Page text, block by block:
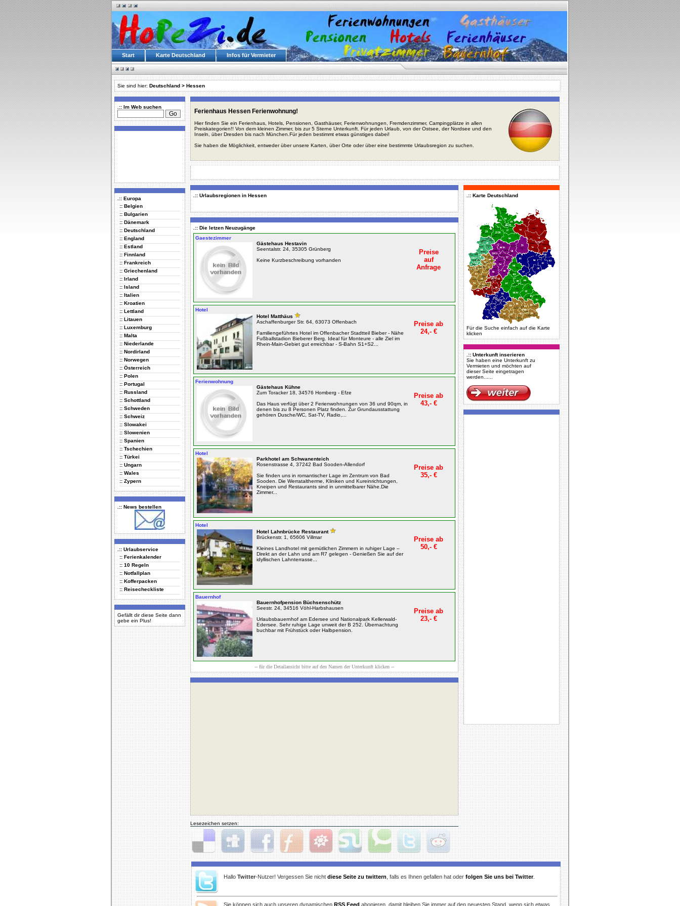
Start Karte Deutschland Infos für Vermieter
Sie sind hier: Deutschland > Hessen
.:: Im Web suchen
.:: Europa
:: Belgien
:: Bulgarien
:: Dänemark
:: Deutschland
:: England
:: Estland
:: Finnland
:: Frankreich
:: Griechenland
:: Irland
:: Island
:: Italien
:: Kroatien
:: Lettland
:: Litauen
:: Luxemburg
:: Malta
:: Niederlande
:: Nordirland
:: Norwegen
:: Österreich
:: Polen
:: Portugal
:: Russland
:: Schottland
:: Schweden
:: Schweiz
:: Slowakei
:: Slowenien
:: Spanien
:: Tschechien
:: Türkei
:: Ungarn
:: Wales
:: Zypern
.:: News bestellen
.:: Urlaubservice
:: Ferienkalender
:: 10 Regeln
:: Notfallplan
:: Kofferpacken
:: Reisecheckliste
Gefällt dir diese Seite dann
gebe ein Plus!
Ferienhaus Hessen Ferienwohnung!
Hier finden Sie ein Ferienhaus, Hotels, Pensionen, Gasthäuser, Ferienwohnungen, Fremdenzimmer, Campingplätze in allen
Preiskategorien!! Von dem kleinen Zimmer, bis zur 5 Sterne Unterkunft. Für jeden Urlaub, von der Ostsee, der Nordsee und den
Inseln, über Dresden bis nach München.Für jeden bestimmt etwas günstiges dabei!
Sie haben die Möglichkeit, entweder über unsere Karten, über Orte oder über eine bestimmte Urlaubsregion zu suchen.
.:: Urlaubsregionen in Hessen
.:: Die letzen Neuzugänge
Gaestezimmer
Gästehaus Hestavin
Seentalstr. 24, 35305 Grünberg
Keine Kurzbeschreibung vorhanden
Preise
auf
Anfrage
Hotel
Hotel Matthäus
Aschaffenburger Str. 64, 63073 Offenbach
Familiengeführtes Hotel im Offenbacher Stadtteil Bieber - Nähe
Fußballstadion Bieberer Berg. Ideal für Monteure - alle Ziel im
Rhein-Main-Gebiet gut erreichbar - S-Bahn S1+S2...
Preise ab
24,- €
Ferienwohnung
Gästehaus Kühne
Zum Toracker 18, 34576 Homberg - Efze
Das Haus verfügt über 2 Ferienwohnungen von 36 und 90qm, in
denen bis zu 8 Personen Platz finden. Zur Grundausstattung
gehören Dusche/WC, Sat-TV, Radio,...
Preise ab
43,- €
Hotel
Parkhotel am Schwanenteich
Rosenstrasse 4, 37242 Bad Sooden-Allendorf
Sie finden uns in romantischer Lage im Zentrum von Bad
Sooden. Die Werrataltherme, Kliniken und Kureinrichtungen,
Kneipen und Restaurants sind in unmittelbarer Nähe.Die
Zimmer...
Preise ab
35,- €
Hotel
Hotel Lahnbrücke Restaurant
Brückenstr. 1, 65606 Villmar
Kleines Landhotel mit gemütlichen Zimmern in ruhiger Lage –
Direkt an der Lahn und am R7 gelegen - Genießen Sie auf der
idyllischen Lahnterrasse...
Preise ab
50,- €
Bauernhof
Bauernhofpension Büchsenschütz
Seestr. 24, 34516 Vöhl-Harbshausen
Urlaubsbauernhof am Edersee und Nationalpark Kellerwald-
Edersee. Sehr ruhige Lage unweit der B 252. Übernachtung
buchbar mit Frühstück oder Halbpension.
Preise ab
23,- €
-- für die Detailansicht bitte auf den Namen der Unterkunft klicken --
Lesezeichen setzen:
Delicious Digg Facebook Furl StudiVZ StumbleUponTechnorati Twitter Reddit
.:: Karte Deutschland
Für die Suche einfach auf die Karte
klicken
.:: Unterkunft inserieren
Sie haben eine Unterkunft zu
Vermieten und möchten auf
dieser Seite eingetragen
werden......
Hallo Twitter-Nutzer! Vergessen Sie nicht diese Seite zu twittern , falls es Ihnen gefallen hat oder folgen Sie uns bei Twitter.
Sie können sich auch unseren dynamischen RSS Feed abonieren, damit bleiben Sie immer auf den neuesten Stand, wenn sich etwas